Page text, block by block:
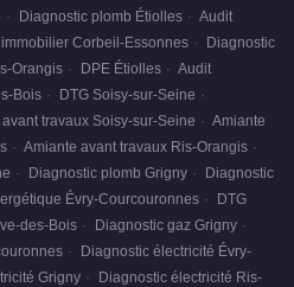
· Diagnostic plomb Étiolles · Audit
Corbeil-Essonnes ·
Diagnostic
Orangis · DPE Étiolles · Audit
Bois · DTG Soisy-sur-Seine ·
travaux Soisy-sur-Seine · Amiante
· Amiante avant travaux Ris-Orangis ·
· Diagnostic plomb Grigny ·
Diagnostic
Évry-Courcouronnes ·
DTG
des-Bois · Diagnostic gaz Grigny ·
·
Diagnostic électricité Évry-
Grigny ·
Diagnostic électricité Ris-